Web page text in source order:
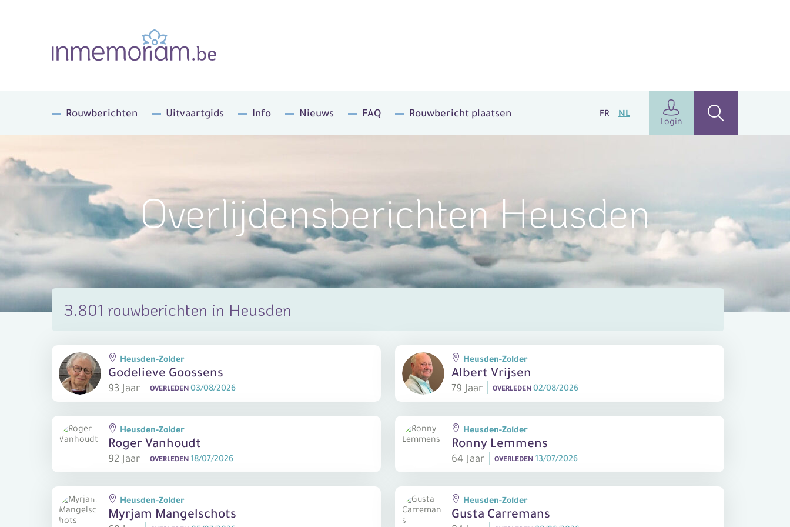
Rouwberichten Uitvaartgids Info Nieuws FAQ Rouwbericht plaatsen FR
NL
Login
Overlijdensberichten Heusden
3.801 rouwberichten in Heusden
Godelieve Goossens
93 Jaar
Heusden-Zolder
OVERLEDEN 03/08/2026
Albert Vrijsen
79 Jaar
Heusden-Zolder
OVERLEDEN 02/08/2026
Roger Vanhoudt
92 Jaar
Heusden-Zolder
OVERLEDEN 18/07/2026
Ronny Lemmens
64 Jaar
Heusden-Zolder
OVERLEDEN 13/07/2026
Myrjam Mangelschots
Heusden-Zolder
Gusta Carremans
Heusden-Zolder